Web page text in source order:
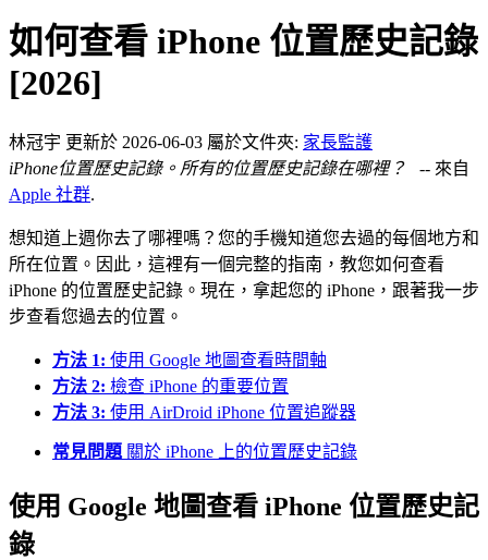
如何查看 iPhone 位置歷史記錄
[2026]
林冠宇 更新於 2026-06-03 屬於文件夾: 家長監護
iPhone位置歷史記錄。所有的位置歷史記錄在哪裡？ -- 來自
Apple 社群.
想知道上週你去了哪裡嗎？您的手機知道您去過的每個地方和
所在位置。因此，這裡有一個完整的指南，教您如何查看
iPhone 的位置歷史記錄。現在，拿起您的 iPhone，跟著我一步
步查看您過去的位置。
方法 1: 使用 Google 地圖查看時間軸
方法 2: 檢查 iPhone 的重要位置
方法 3: 使用 AirDroid iPhone 位置追蹤器
常見問題 關於 iPhone 上的位置歷史記錄
使用 Google 地圖查看 iPhone 位置歷史記
錄